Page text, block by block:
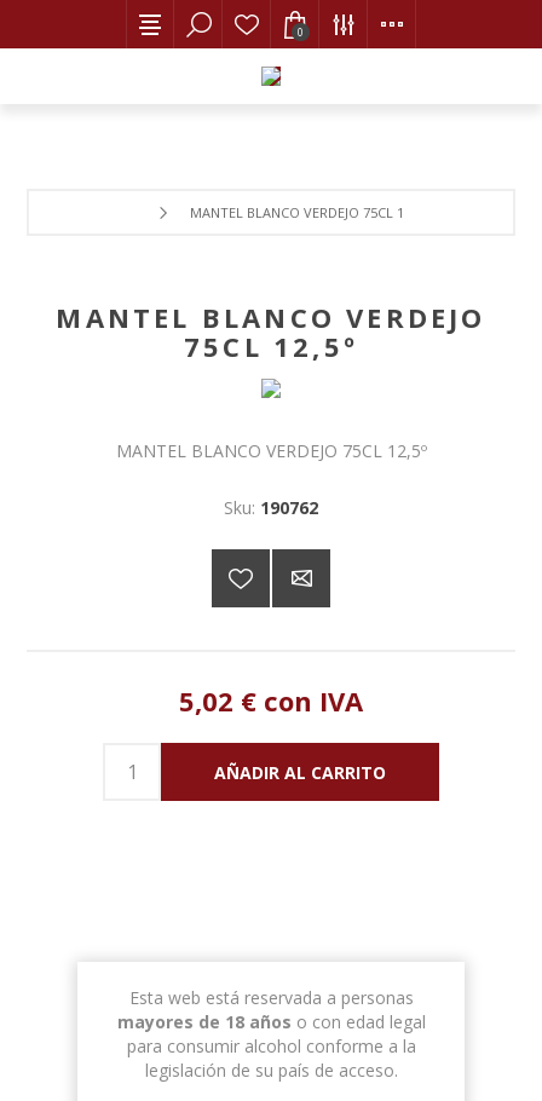
0
MANTEL BLANCO VERDEJO 75CL 12,5º
MANTEL BLANCO VERDEJO
75CL 12,5º
MANTEL BLANCO VERDEJO 75CL 12,5º
Sku: 190762
5,02 € con IVA
No hay opciones de envío
Esta web está reservada a personas
mayores de 18 años o con edad legal
para consumir alcohol conforme a la
legislación de su país de acceso.